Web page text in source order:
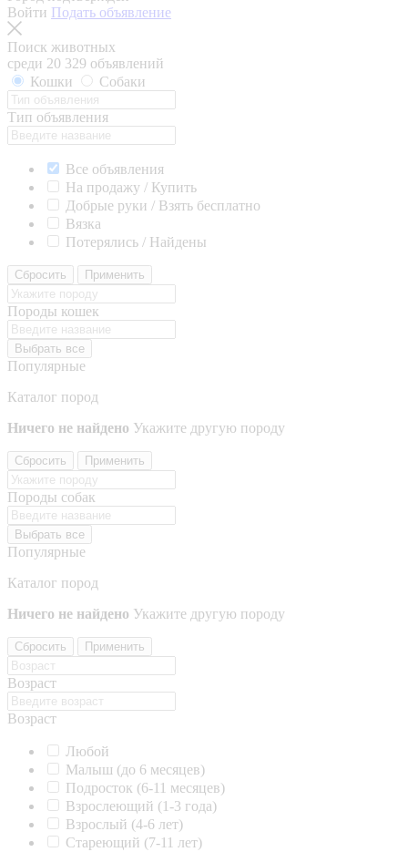
Войти Подать объявление
Поиск животных
среди 20 329 объявлений
Кошки
Собаки
Тип объявления
Все объявления
На продажу / Купить
Добрые руки / Взять бесплатно
Вязка
Потерялись / Найдены
Сбросить Применить
Породы кошек
Выбрать все
Популярные
Каталог пород
Ничего не найдено Укажите другую породу
Сбросить Применить
Породы собак
Выбрать все
Популярные
Каталог пород
Ничего не найдено Укажите другую породу
Сбросить Применить
Возраст
Возраст
Любой
Малыш (до 6 месяцев)
Подросток (6-11 месяцев)
Взрослеющий (1-3 года)
Взрослый (4-6 лет)
Стареющий (7-11 лет)